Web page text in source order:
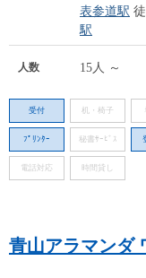
表参道駅
駅
人数 15人 ～
受付 机・椅子
ﾌﾟﾘﾝﾀｰ 秘書ｻｰﾋﾞｽ
電話対応 時間貸し
青山アラマンダ